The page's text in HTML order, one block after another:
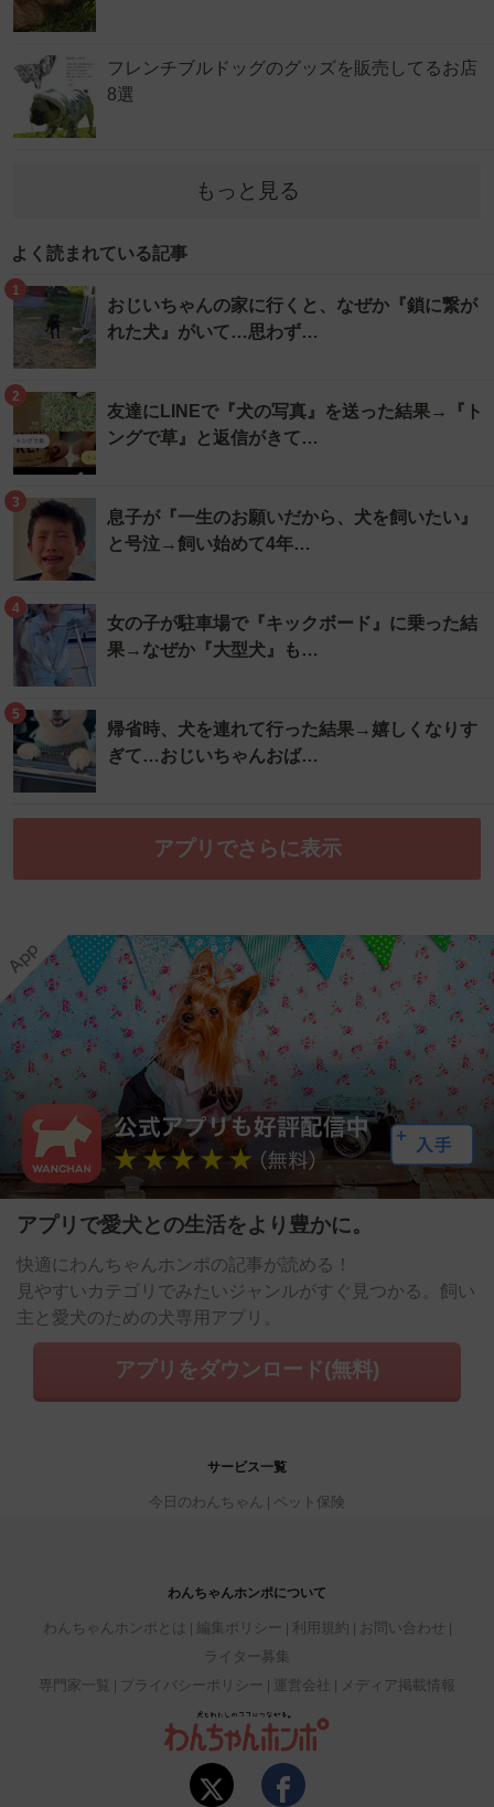
フレンチブルドッグのグッズを販売してるお店
8選
もっと見る
よく読まれている記事
1
おじいちゃんの家に行くと、なぜか『鎖に繋が
れた犬』がいて…思わず…
2
友達にLINEで『犬の写真』を送った結果→『ト
ングで草』と返信がきて…
3
息子が『一生のお願いだから、犬を飼いたい』
と号泣→飼い始めて4年…
4
女の子が駐車場で『キックボード』に乗った結
果→なぜか『大型犬』も…
5
帰省時、犬を連れて行った結果→嬉しくなりす
ぎて…おじいちゃんおば…
アプリでさらに表示
アプリで愛犬との生活をより豊かに。
快適にわんちゃんホンポの記事が読める！
見やすいカテゴリでみたいジャンルがすぐ見つかる。飼い
主と愛犬のための犬専用アプリ。
アプリをダウンロード(無料)
サービス一覧
今日のわんちゃん ペット保険
わんちゃんホンポについて
わんちゃんホンポとは 編集ポリシー 利用規約
お問い合わせ
ライター募集
専門家一覧
プライバシーポリシー 運営会社 メディア掲載情報